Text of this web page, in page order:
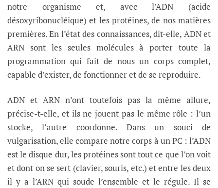
notre organisme et, avec l’ADN (acide
désoxyribonucléique) et les protéines, de nos matières
premières. En l’état des connaissances, dit-elle, ADN et
ARN sont les seules molécules à porter toute la
programmation qui fait de nous un corps complet,
capable d’exister, de fonctionner et de se reproduire.
ADN et ARN n’ont toutefois pas la même allure,
précise-t-elle, et ils ne jouent pas le même rôle : l’un
stocke, l’autre coordonne. Dans un souci de
vulgarisation, elle compare notre corps à un PC : l’ADN
est le disque dur, les protéines sont tout ce que l’on voit
et dont on se sert (clavier, souris, etc.) et entre les deux
il y a l’ARN qui soude l’ensemble et le régule. Il se